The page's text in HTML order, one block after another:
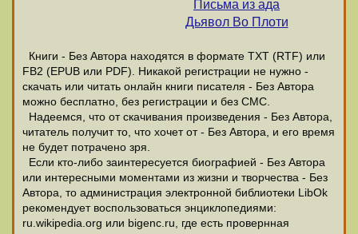
Письма из ада
Дьявол Во Плоти
Книги - Без Автора находятся в формате ТХТ (RTF) или
FB2 (EPUB или PDF). Никакой регистрации не нужно -
скачать или читать онлайн книги писателя - Без Автора
можно бесплатно, без регистрации и без СМС.
Надеемся, что от скачивания произведения - Без Автора,
читатель получит то, что хочет от - Без Автора, и его время
не будет потрачено зря.
Если кто-либо заинтересуется биографией - Без Автора
или интересными моментами из жизни и творчества - Без
Автора, то администрация электронной библиотеки LibOk
рекомендует воспользоваться энциклопедиями:
ru.wikipedia.org или bigenc.ru, где есть провернная